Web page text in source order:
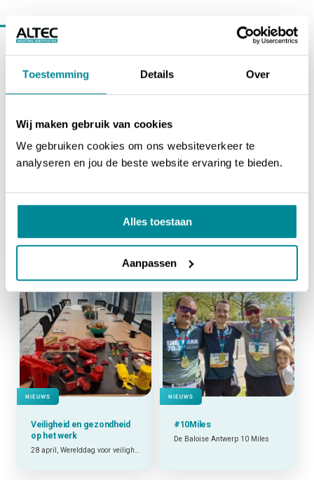
Toestemming Details Over
Wij maken gebruik van cookies
We gebruiken cookies om ons websiteverkeer te
analyseren en jou de beste website ervaring te bieden.
Alles toestaan
Aanpassen
Verder lezen binnen
1001 printoplossingen bij steden en gemeenten
Een uitstapje met het Altec team
NIEUWS
Veiligheid en gezondheid
op het werk
28 april, Werelddag voor veiligheid en gezondheid op het werk.
NIEUWS
#10Miles
De Baloise Antwerp 10 Miles